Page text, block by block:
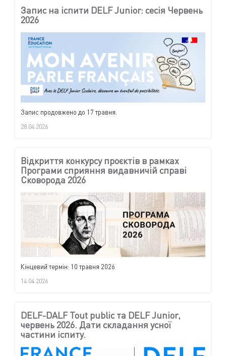
Запис на іспити DELF Junior: сесія Червень
2026
Запис продовжено до 17 травня.
28.04.2026
Відкриття конкурсу проєктів в рамках
Програми сприяння видавничій справі
Сковорода 2026
Кінцевий термін: 10 травня 2026
14.04.2026
DELF-DALF Tout public та DELF Junior,
червень 2026. Дати складання усної
частини іспиту.